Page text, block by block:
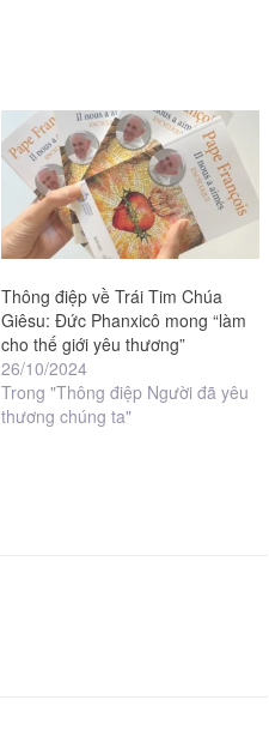
Thông điệp về Trái Tim Chúa
Giêsu: Đức Phanxicô mong “làm
cho thế giới yêu thương”
26/10/2024
Trong "Thông điệp Người đã yêu
thương chúng ta"